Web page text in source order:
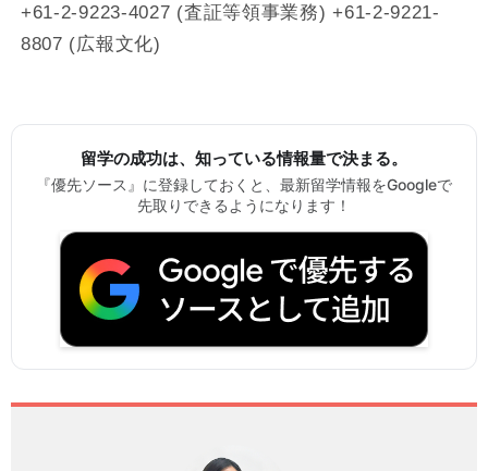
+61-2-9223-4027 (査証等領事業務) +61-2-9221-
8807 (広報文化)
留学の成功は、知っている情報量で決まる。
『優先ソース』に登録しておくと、最新留学情報をGoogleで
先取りできるようになります！